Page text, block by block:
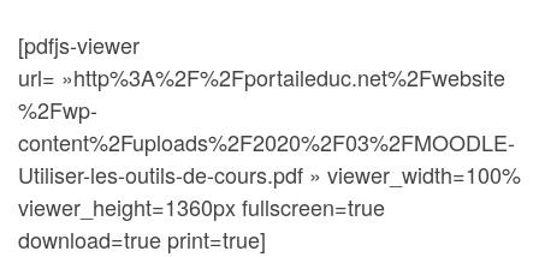
[pdfjs-viewer
url= »http%3A%2F%2Fportaileduc.net%2Fwebsite
%2Fwp-
content%2Fuploads%2F2020%2F03%2FMOODLE-
Utiliser-les-outils-de-cours.pdf » viewer_width=100%
viewer_height=1360px fullscreen=true
download=true print=true]